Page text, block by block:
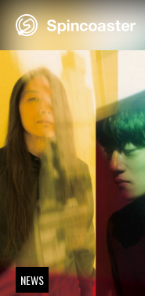
Skip
NEWS